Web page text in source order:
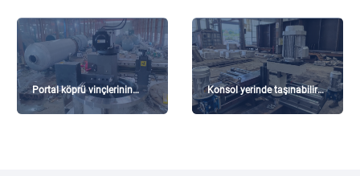
Portal köprü vinçlerinin
üretim sürecinde taşınabilir
Konsol yerinde taşınabilir
freze makinesi - Guizhou